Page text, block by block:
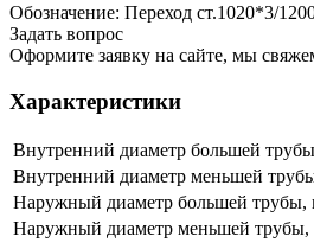
Обозначение: Переход ст.1020*3/
Задать вопрос
Оформите заявку на сайте, мы
Характеристики
Внутренний диаметр большей
Внутренний диаметр меньшей
Наружный диаметр большей трубы,
Наружный диаметр меньшей